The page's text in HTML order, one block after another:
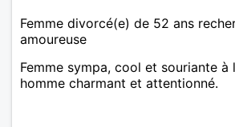
Femme divorcé(e) de 52 ans
amoureuse
Femme sympa, cool et souriante à
homme charmant et attentionné.